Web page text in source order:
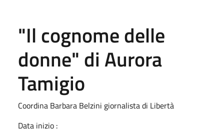
"Il cognome delle
donne" di Aurora
Tamigio
Coordina Barbara Belzini giornalista di Libertà
Data inizio :